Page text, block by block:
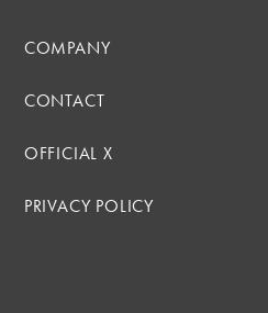
COMPANY
CONTACT
OFFICIAL X
PRIVACY POLICY